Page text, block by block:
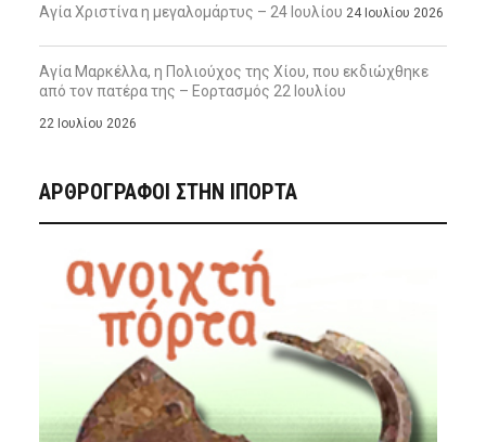
Αγία Χριστίνα η μεγαλομάρτυς – 24 Ιουλίου 24 Ιουλίου 2026
Αγία Μαρκέλλα, η Πολιούχος της Χίου, που εκδιώχθηκε
από τον πατέρα της – Εορτασμός 22 Ιουλίου
22 Ιουλίου 2026
ΑΡΘΡΟΓΡΑΦΟΙ ΣΤΗΝ IΠΟΡΤΑ